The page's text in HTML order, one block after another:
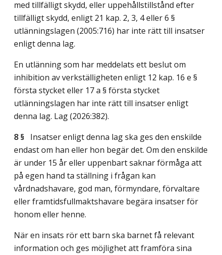
med tillfälligt skydd, eller uppehållstillstånd efter
tillfälligt skydd, enligt 21 kap. 2, 3, 4 eller 6 §
utlänningslagen (2005:716) har inte rätt till insatser
enligt denna lag.
En utlänning som har meddelats ett beslut om
inhibition av verkställigheten enligt 12 kap. 16 e §
första stycket eller 17 a § första stycket
utlänningslagen har inte rätt till insatser enligt
denna lag. Lag (2026:382).
8 § Insatser enligt denna lag ska ges den enskilde
endast om han eller hon begär det. Om den enskilde
är under 15 år eller uppenbart saknar förmåga att
på egen hand ta ställning i frågan kan
vårdnadshavare, god man, förmyndare, förvaltare
eller framtidsfullmaktshavare begära insatser för
honom eller henne.
När en insats rör ett barn ska barnet få relevant
information och ges möjlighet att framföra sina